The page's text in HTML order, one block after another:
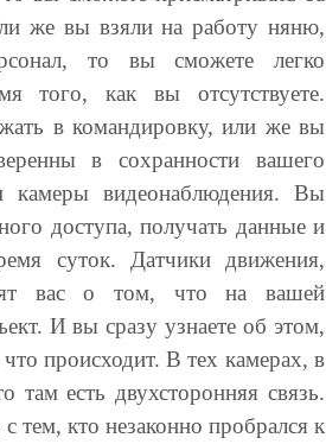
же вы взяли на работу няню,
то вы сможете легко
того, как вы отсутствуете.
в командировку, или же вы
в сохранности вашего
видеонаблюдения. Вы
доступа, получать данные и
суток. Датчики движения,
вас о том, что на вашей
И вы сразу узнаете об этом,
происходит. В тех камерах, в
есть двухсторонняя связь.
тем, кто незаконно пробрался к